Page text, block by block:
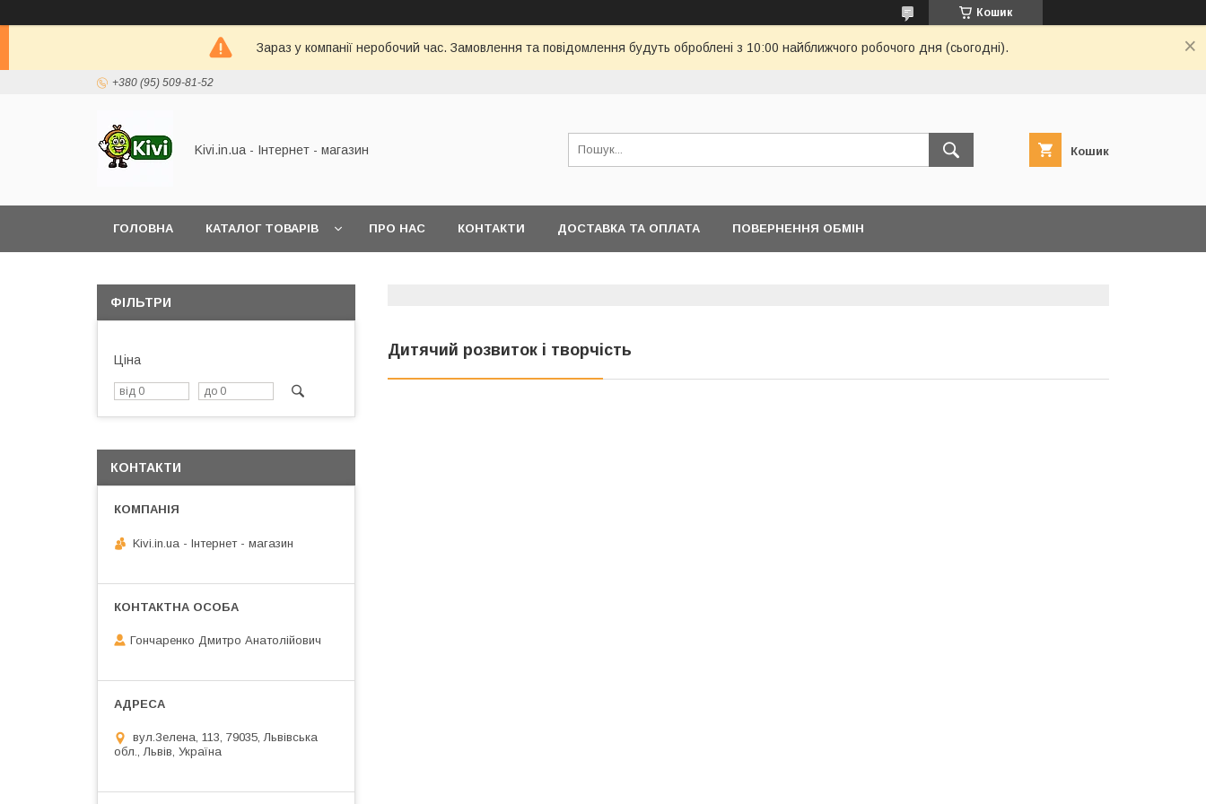
Кошик
Зараз у компанії неробочий час. Замовлення та повідомлення будуть оброблені з 10:00 найближчого робочого дня (сьогодні).
+380 (95) 509-81-52
Kivi.in.ua - Інтернет - магазин Кошик
ГОЛОВНА КАТАЛОГ ТОВАРІВ ПРО НАС КОНТАКТИ ДОСТАВКА ТА ОПЛАТА ПОВЕРНЕННЯ ОБМІН
Дитячий розвиток і творчість
ФІЛЬТРИ
Ціна
КОНТАКТИ
Kivi.in.ua - Інтернет - магазин
Гончаренко Дмитро Анатолійович
вул.Зелена, 113, 79035, Львівська
обл., Львів, Україна